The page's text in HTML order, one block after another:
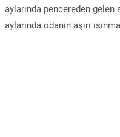
aylarında pencereden gelen
aylarında odanın aşırı